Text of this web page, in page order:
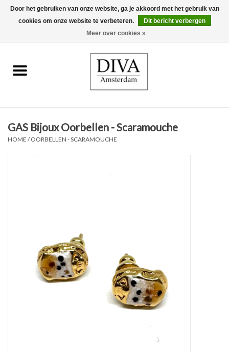
0 Artikelen - €0,00
Oorbellen
Ringen
Cadeaubon
GAS Bijoux Oorbellen - Scaramouche
HOME /OORBELLEN - SCARAMOUCHE
Door het gebruiken van onze website, ga je akkoord met het gebruik van
cookies om onze website te verbeteren.
Dit bericht verbergen
Meer over cookies »